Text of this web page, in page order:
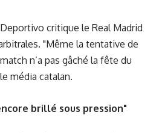
critique le Real Madrid
"Même la tentative de
n’a pas gâché la fête du
média catalan.
brillé sous pression"